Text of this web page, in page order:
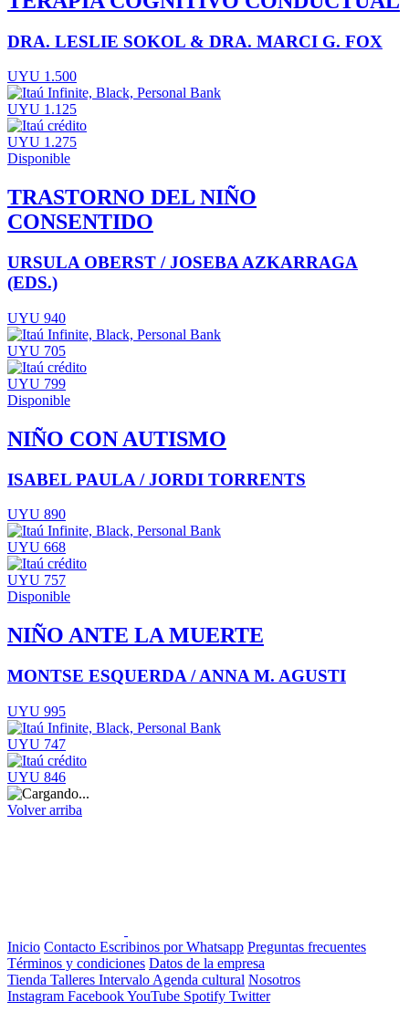
DRA. LESLIE SOKOL & DRA. MARCI G. FOX
UYU 1.500
UYU 1.125
UYU 1.275
Disponible
TRASTORNO DEL NIÑO
CONSENTIDO
URSULA OBERST / JOSEBA AZKARRAGA
(EDS.)
UYU 940
UYU 705
UYU 799
Disponible
NIÑO CON AUTISMO
ISABEL PAULA / JORDI TORRENTS
UYU 890
UYU 668
UYU 757
Disponible
NIÑO ANTE LA MUERTE
MONTSE ESQUERDA / ANNA M. AGUSTI
UYU 995
UYU 747
UYU 846
Volver arriba
Inicio Contacto Escribinos por Whatsapp Preguntas frecuentes
Términos y condiciones Datos de la empresa
Tienda Talleres Intervalo Agenda cultural Nosotros
Instagram FacebookYouTube Spotify Twitter